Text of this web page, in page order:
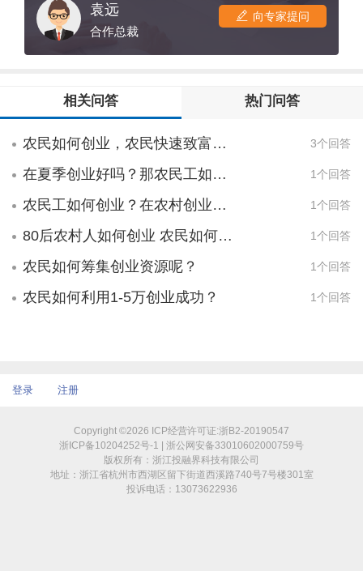
作。代销店经营的商品由厂家负责送货上
门，价格由厂家统一制订，售后服务费用也
袁远
合作总裁
向专家提问
相关问答 热门问答
农民如何创业，农民快速致富方法有哪些？ 3个回答
在夏季创业好吗？那农民工如何创业才能成功呢？ 1个回答
农民工如何创业？在农村创业做什么项目好? 1个回答
80后农村人如何创业 农民如何获得政府创业资源 1个回答
农民如何筹集创业资源呢？ 1个回答
农民如何利用1-5万创业成功？ 1个回答
登录 注册
Copyright ©2026 ICP经营许可证:浙B2-20190547
浙ICP备10204252号-1 | 浙公网安备33010602000759号
版权所有：浙江投融界科技有限公司
地址：浙江省杭州市西湖区留下街道西溪路740号7号楼301室
投诉电话：13073622936